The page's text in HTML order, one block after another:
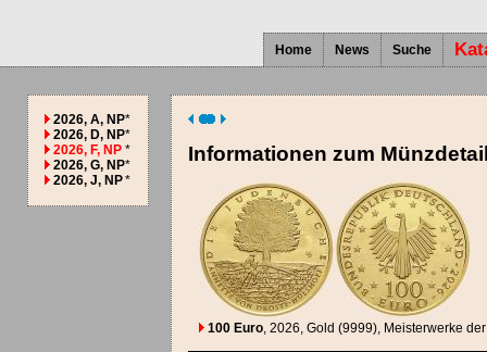
Home News Suche
2026, A, NP*
2026, D, NP*
2026, F, NP *
2026, G, NP*
2026, J, NP*
Informationen zum
100 Euro, 2026, Gold (9999), Meisterwerke